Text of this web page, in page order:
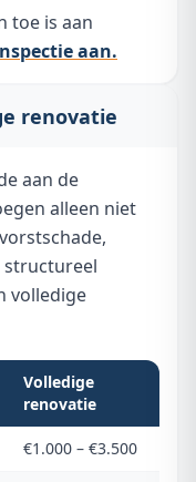
toe is aan
aan.
renovatie
aan de
alleen niet
structureel
volledige
Volledige
renovatie
€1.000 – €3.500